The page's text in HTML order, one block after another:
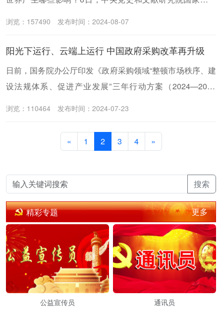
成就和世界贡献》。报告全文约2.4万字，系统总结了新时代
浏览：157490 发布时间：2024-08-07
阳光下运行、云端上运行 中国政府采购改革再升级
日前，国务院办公厅印发《政府采购领域“整顿市场秩序、建
设法规体系、促进产业发展”三年行动方案（2024—2026
方案》有关问题回答了记者提问。
浏览：110464 发布时间：2024-07-23
« 1 2 3 4 »
搜索
精彩专题 更多
公益宣传员 通讯员